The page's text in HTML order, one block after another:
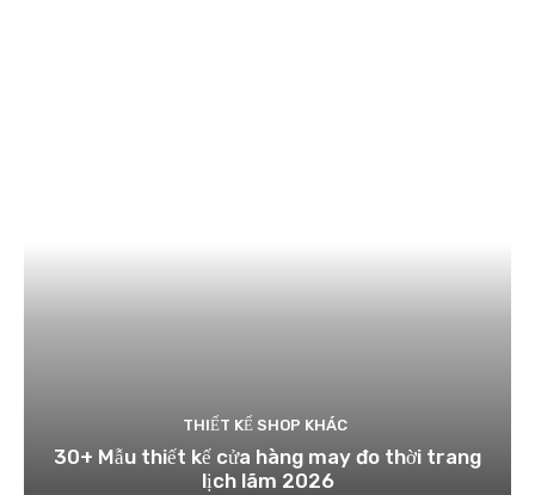
THIẾT KẾ SHOP KHÁC
30+ Mẫu thiết kế cửa hàng may đo thời trang
lịch lãm 2026